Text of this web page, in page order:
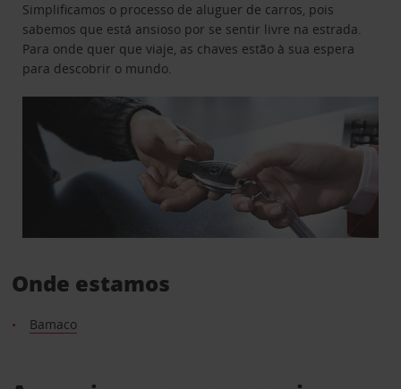
Simplificamos o processo de aluguer de carros, pois
sabemos que está ansioso por se sentir livre na estrada.
Para onde quer que viaje, as chaves estão à sua espera
para descobrir o mundo.
Onde estamos
Bamaco